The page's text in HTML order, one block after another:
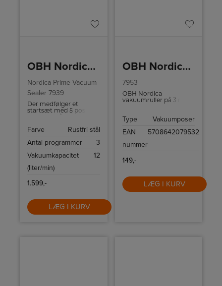
OBH Nordica Vakuumpakker Prime Vacuum Sealer 7939
Nordica Prime Vacuum
Sealer 7939
Der medfølger et
startsæt med 5 poser
Farve
Rustfri stål
Antal programmer
3
Vakuumkapacitet
(liter/min)
12
1.599,-
LÆG I KURV
OBH Nordica Vakuumposer
7953
OBH Nordica
vakuumruller på 3 m x
Type
Vakuumposer
EAN
nummer
5708642079532
149,-
LÆG I KURV